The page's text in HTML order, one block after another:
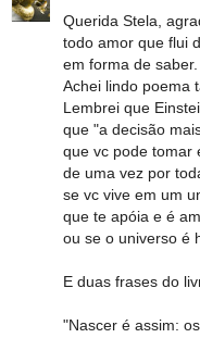
Querida Stela,
todo amor que flui
em forma de saber.
Achei lindo poema
Lembrei que
que "a decisão
que vc pode tomar
de uma vez por
se vc vive em um
que te apóia e é
ou se o universo é
E duas frases do
"Nascer é assim: